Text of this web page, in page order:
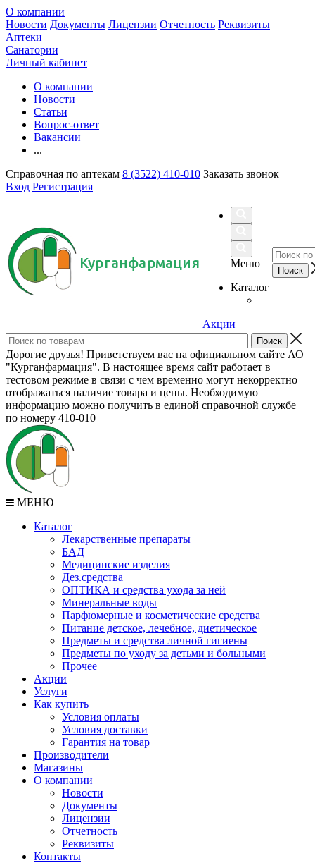
О компании
Новости Документы Лицензии Отчетность Реквизиты
Аптеки
Санатории
Личный кабинет
О компании
Новости
Статьи
Вопрос-ответ
Вакансии
...
Справочная по аптекам 8 (3522) 410-010 Заказать звонок
Вход Регистрация
Курганфармация
Меню
Каталог
Акции
Дорогие друзья! Приветствуем вас на официальном сайте АО
"Курганфармация". В настоящее время сайт работает в
тестовом режиме в связи с чем временно могут некорректно
отображаться наличие товара и цены. Необходимую
информацию можно получить в единой справочной службе
по номеру 410-010
МЕНЮ
Каталог
Лекарственные препараты
БАД
Медицинские изделия
Дез.средства
ОПТИКА и средства ухода за ней
Минеральные воды
Парфюмерные и косметические средства
Питание детское, лечебное, диетическое
Предметы и средства личной гигиены
Предметы по уходу за детьми и больными
Прочее
Акции
Услуги
Как купить
Условия оплаты
Условия доставки
Гарантия на товар
Производители
Магазины
О компании
Новости
Документы
Лицензии
Отчетность
Реквизиты
Контакты